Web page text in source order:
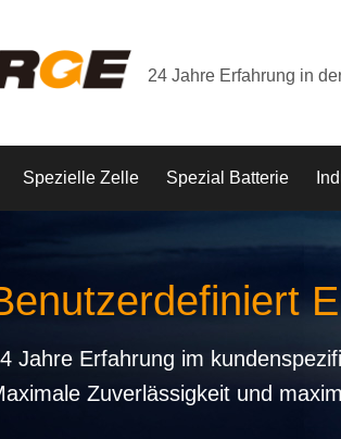
24 Jahre Erfahrung in
Spezielle Zelle Spezial Batterie
Jahre Erfahrung im
Zuverlässigkeit und